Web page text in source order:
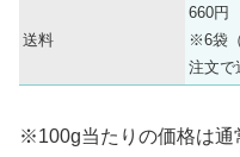
送料
660円
※6袋
注文で
※100g当たりの価格は通